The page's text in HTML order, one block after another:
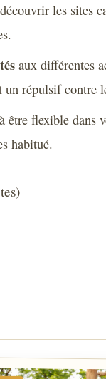
les sites
aux différentes
un répulsif contre
être flexible dans
habitué.